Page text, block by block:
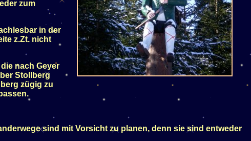
zum
in der
z.Zt. nicht
nach Geyer
Stollberg
zügig zu
sind mit Vorsicht zu planen, denn sie sind entweder